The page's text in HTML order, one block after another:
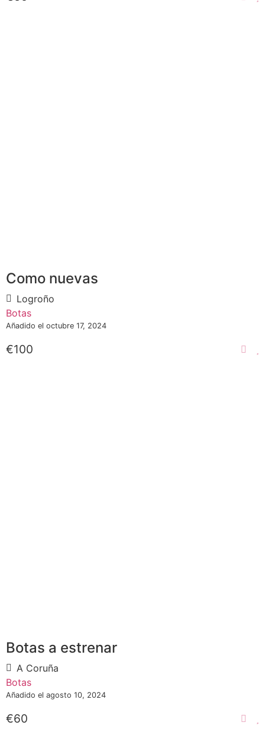
Como nuevas
Logroño
Botas
Añadido el octubre 17, 2024
€100
Botas a estrenar
A Coruña
Botas
Añadido el agosto 10, 2024
€60